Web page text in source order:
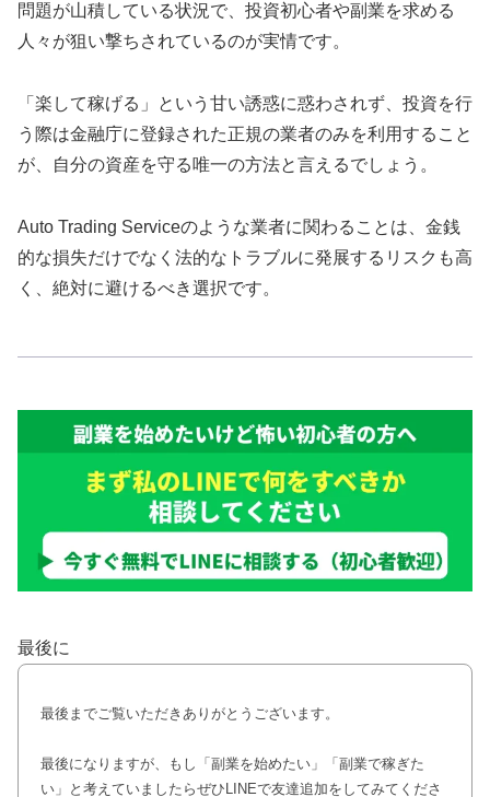
問題が山積している状況で、投資初心者や副業を求める
人々が狙い撃ちされているのが実情です。
「楽して稼げる」という甘い誘惑に惑わされず、投資を行
う際は金融庁に登録された正規の業者のみを利用すること
が、自分の資産を守る唯一の方法と言えるでしょう。
Auto Trading Serviceのような業者に関わることは、金銭
的な損失だけでなく法的なトラブルに発展するリスクも高
く、絶対に避けるべき選択です。
最後に
最後までご覧いただきありがとうございます。
最後になりますが、もし「副業を始めたい」「副業で稼ぎた
い」と考えていましたらぜひLINEで友達追加をしてみてくださ